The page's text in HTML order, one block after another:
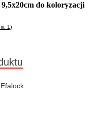
do koloryzacji
1)
Efalock